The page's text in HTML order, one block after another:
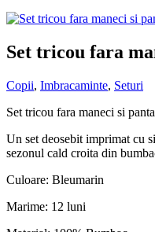
Set tricou fara
Copii, Imbracaminte, Seturi
Set tricou fara maneci si
Un set deosebit imprimat cu
sezonul cald croita din
Culoare: Bleumarin
Marime: 12 luni